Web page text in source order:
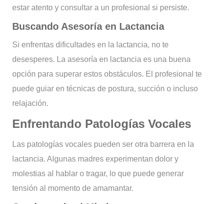
estar atento y consultar a un profesional si persiste.
Buscando Asesoría en Lactancia
Si enfrentas dificultades en la lactancia, no te
desesperes. La asesoría en lactancia es una buena
opción para superar estos obstáculos. El profesional te
puede guiar en técnicas de postura, succión o incluso
relajación.
Enfrentando Patologías Vocales
Las patologías vocales pueden ser otra barrera en la
lactancia. Algunas madres experimentan dolor y
molestias al hablar o tragar, lo que puede generar
tensión al momento de amamantar.